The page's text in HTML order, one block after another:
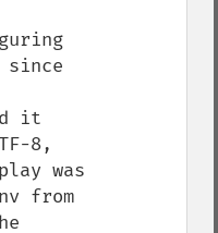
since
it
8,
was
from